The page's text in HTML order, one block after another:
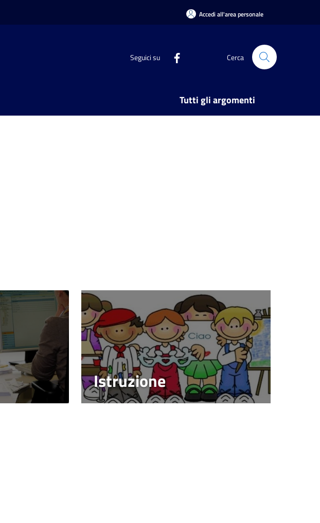
Accedi all'area personale
Seguici su Cerca
Tutti gli argomenti
Istruzione